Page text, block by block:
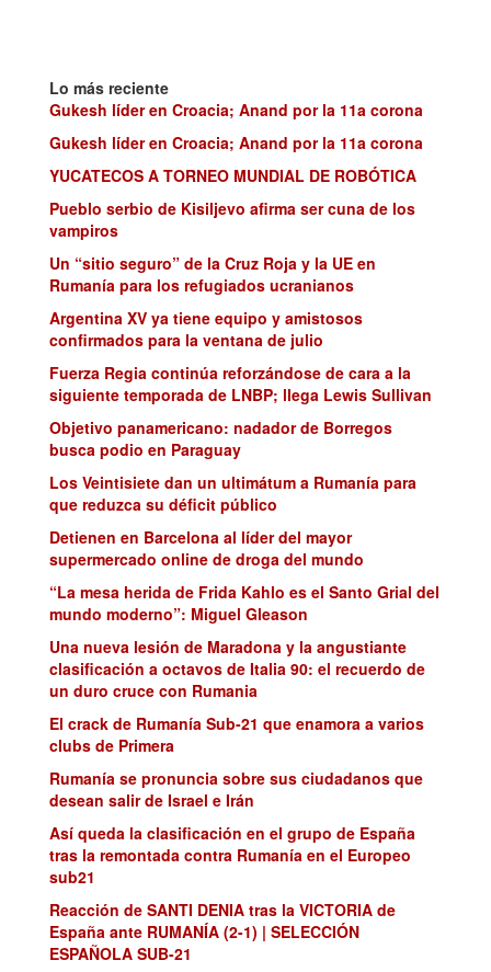
Lo más reciente
Gukesh líder en Croacia; Anand por la 11a corona
Gukesh líder en Croacia; Anand por la 11a corona
YUCATECOS A TORNEO MUNDIAL DE ROBÓTICA
Pueblo serbio de Kisiljevo afirma ser cuna de los
vampiros
Un “sitio seguro” de la Cruz Roja y la UE en
Rumanía para los refugiados ucranianos
Argentina XV ya tiene equipo y amistosos
confirmados para la ventana de julio
Fuerza Regia continúa reforzándose de cara a la
siguiente temporada de LNBP; llega Lewis Sullivan
Objetivo panamericano: nadador de Borregos
busca podio en Paraguay
Los Veintisiete dan un ultimátum a Rumanía para
que reduzca su déficit público
Detienen en Barcelona al líder del mayor
supermercado online de droga del mundo
“La mesa herida de Frida Kahlo es el Santo Grial del
mundo moderno”: Miguel Gleason
Una nueva lesión de Maradona y la angustiante
clasificación a octavos de Italia 90: el recuerdo de
un duro cruce con Rumania
El crack de Rumanía Sub-21 que enamora a varios
clubs de Primera
Rumanía se pronuncia sobre sus ciudadanos que
desean salir de Israel e Irán
Así queda la clasificación en el grupo de España
tras la remontada contra Rumanía en el Europeo
sub21
Reacción de SANTI DENIA tras la VICTORIA de
España ante RUMANÍA (2-1) | SELECCIÓN
ESPAÑOLA SUB-21